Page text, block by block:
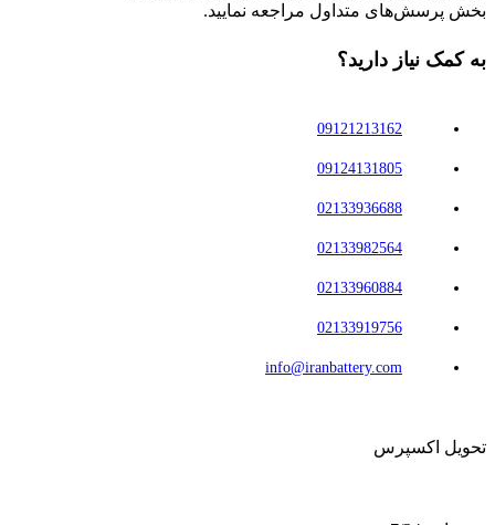
بخش پرسش‌های متداول مراجعه نمایید.
به کمک نیاز دارید؟
09121213162
09124131805
02133936688
02133982564
02133960884
02133919756
info@iranbattery.com
تحویل اکسپرس